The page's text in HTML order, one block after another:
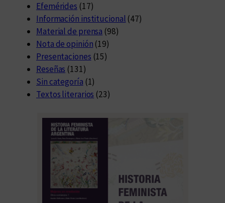
Efemérides (17)
Información institucional (47)
Material de prensa (98)
Nota de opinión (19)
Presentaciones (15)
Reseñas (131)
Sin categoría (1)
Textos literarios (23)